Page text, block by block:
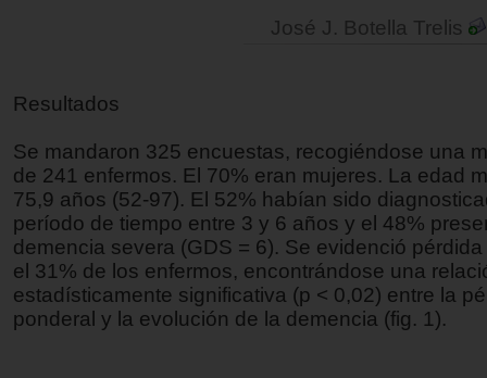
José J. Botella Trelis
Resultados
Se mandaron 325 encuestas, recogiéndose una
de 241 enfermos. El 70% eran mujeres. La edad
75,9 años (52-97). El 52% habían sido
período de tiempo entre 3 y 6 años y el 48%
demencia severa (GDS = 6). Se evidenció
el 31% de los enfermos, encontrándose una
estadísticamente significativa (p < 0,02) entre la
ponderal y la evolución de la demencia (fig. 1).